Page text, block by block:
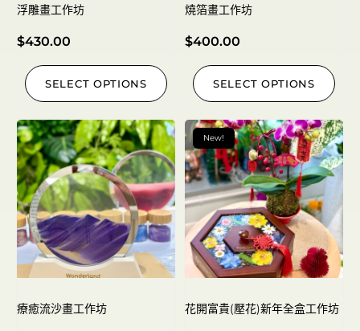
浮雕畫工作坊
$430.00
SELECT OPTIONS
燒箔畫工作坊
$400.00
SELECT OPTIONS
療癒流沙畫工作坊
New!
花開富貴(壓花)新年全盒工作坊